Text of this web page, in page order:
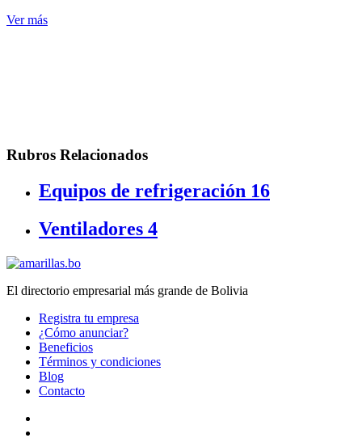
Ver más
Rubros Relacionados
Equipos de refrigeración 16
Ventiladores 4
El directorio empresarial más grande de Bolivia
Registra tu empresa
¿Cómo anunciar?
Beneficios
Términos y condiciones
Blog
Contacto